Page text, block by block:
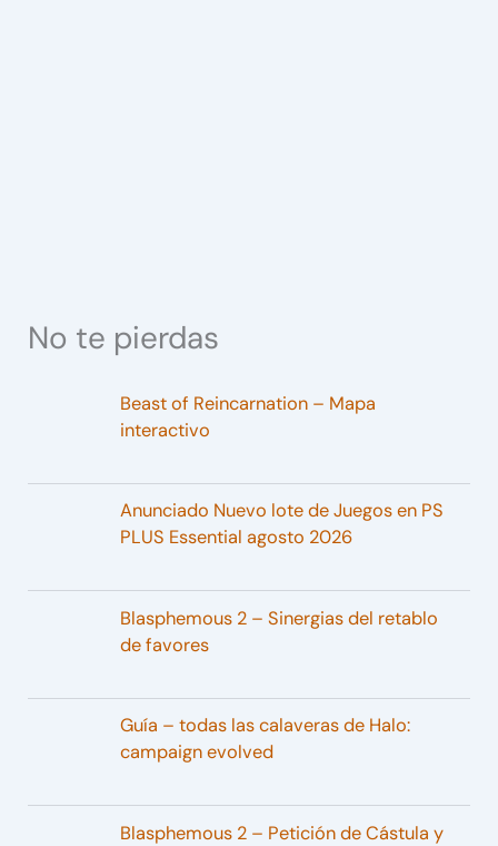
No te pierdas
Beast of Reincarnation – Mapa
interactivo
Anunciado Nuevo lote de Juegos en PS
PLUS Essential agosto 2026
Blasphemous 2 – Sinergias del retablo
de favores
Guía – todas las calaveras de Halo:
campaign evolved
Blasphemous 2 – Petición de Cástula y